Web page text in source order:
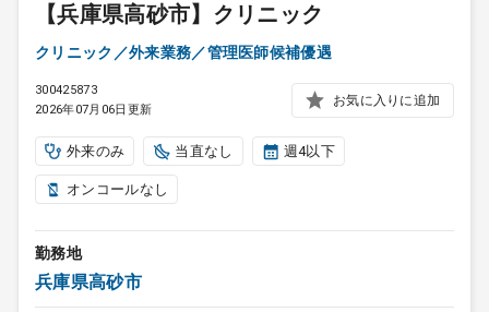
【兵庫県高砂市】クリニック
クリニック／外来業務／管理医師候補優遇
300425873
2026年07月06日更新
お気に入りに追加
外来のみ 当直なし 週4以下
オンコールなし
勤務地
兵庫県高砂市